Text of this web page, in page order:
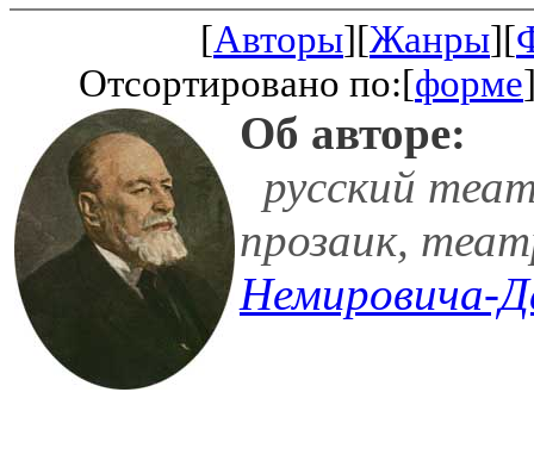
[Авторы][Жанры][
Отсортировано по:[форме
Об авторе:
русский
прозаик,
Немировича-